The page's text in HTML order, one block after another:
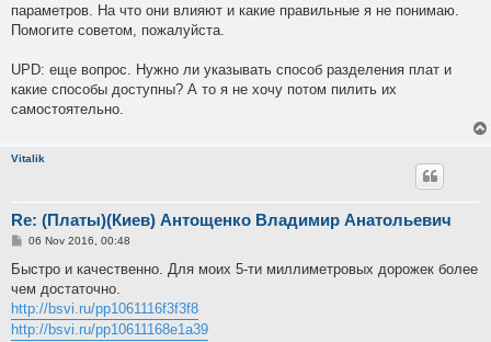
параметров. На что они влияют и какие правильные я не понимаю.
Помогите советом, пожалуйста.
UPD: еще вопрос. Нужно ли указывать способ разделения плат и
какие способы доступны? А то я не хочу потом пилить их
самостоятельно.
Vitalik
Re: (Платы)(Киев) Антощенко Владимир Анатольевич
P
s
06 Nov 2016, 00:48
Быстро и качественно. Для моих 5-ти миллиметровых дорожек более
чем достаточно.
http://bsvi.ru/pp1061116f3f3f8
http://bsvi.ru/pp10611168e1a39